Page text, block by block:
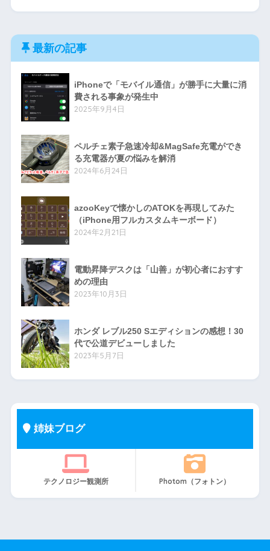
最新の記事
iPhoneで「モバイル通信」が勝手に大量に消
費される事象が発生中
2025年9月4日
ペルチェ素子急速冷却&MagSafe充電ができ
る充電器が夏の悩みを解消
2024年6月24日
azooKeyで懐かしのATOKを再現してみた
（iPhone用フルカスタムキーボード）
2024年2月21日
電動昇降デスクは「山善」が初心者におすす
めの理由
2023年10月3日
ホンダ レブル250 Sエディションの感想！30
代で公道デビューしました
2023年5月7日
姉妹ブログ
テクノロジー観測所 Photom（フォトン）